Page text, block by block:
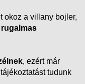
okoz a villany bojler,
rugalmas
, ezért már
tudunk